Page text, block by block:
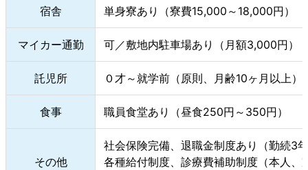
宿舎 単身寮あり（寮費15,000～18,000円）
マイカー通勤 可／敷地内駐車場あり（月額3,000円）
託児所 ０才～就学前（原則、月齢10ヶ月以上）
食事 職員食堂あり（昼食250円～350円）
その他
社会保険完備、退職金制度あり（勤続3
各種給付制度、診療費補助制度（本人、